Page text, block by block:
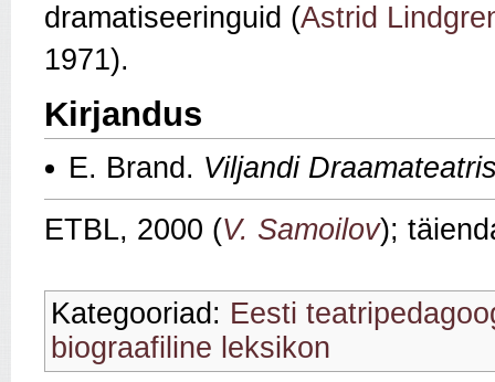
dramatiseeringuid (Astrid
1971).
Kirjandus
E. Brand. Viljandi
ETBL, 2000 (V. Samoilov);
Kategooriad: Eesti
biograafiline leksikon